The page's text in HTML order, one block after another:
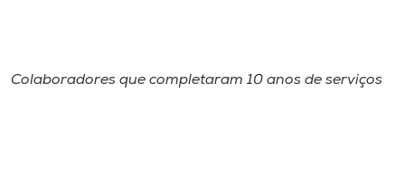
Colaboradores que completaram 10 anos de serviços